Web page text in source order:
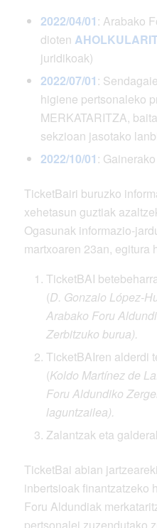
2022/04/01: Arabako
dioten
juridikoak)
2022/07/01:
higiene pertsonaleko
MERKATARITZA,
sekzioan jasotako
2022/10/01:
TicketBairi buruzko
xehetasun guztiak
Ogasunak informazio-
martxoaren 23an, egitura
TicketBAI
(D. Gonzalo López-
Arabako Foru
Zerbitzuko burua).
TicketBAIren alderdi
(Koldo Martínez de
Foru Aldundiko
laguntzailea).
Zalantzak eta
TicketBai abian
inbertsioak finantzatzeko
Foru Aldundiak